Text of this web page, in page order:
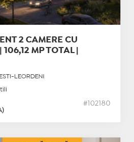
2 CAMERE CU
106,12 MP TOTAL |
LEORDENI
#102180